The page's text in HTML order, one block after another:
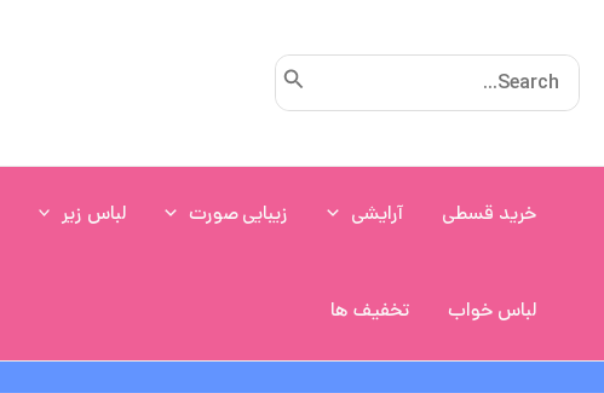
Search
for:
خرید قسطی آرایشی زیبایی صورت لباس زیر
لباس خواب تخفیف ها